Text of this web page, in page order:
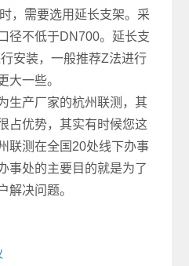
，需要选用延长支架。采
径不低于DN700。延长支
安装，一般推荐Z法进行
大一些。
生产厂家的杭州联测，其
占优势，其实有时候您这
联测在全国20处线下办事
事处的主要目的就是为了
解决问题。